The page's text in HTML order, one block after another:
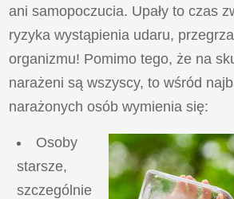
ani samopoczucia. Upały to czas
ryzyka wystąpienia udaru,
organizmu! Pomimo tego, że na
narażeni są wszyscy, to wśród
narażonych osób wymienia się:
Osoby
starsze,
szczególnie